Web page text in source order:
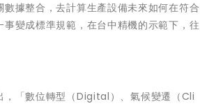
據整合，去計算生產設備未來如何在符合
變成標準規範，在台中精機的示範下，往
，「數位轉型（Digital）、氣候變遷（Cli